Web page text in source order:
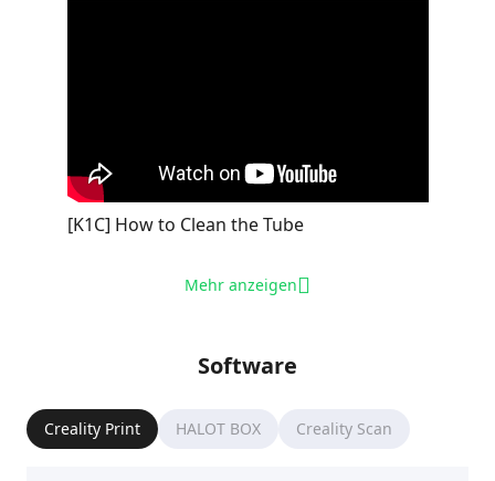
[K1C] How to Clean the Tube
Mehr anzeigen
Software
Creality Print HALOT BOX Creality Scan